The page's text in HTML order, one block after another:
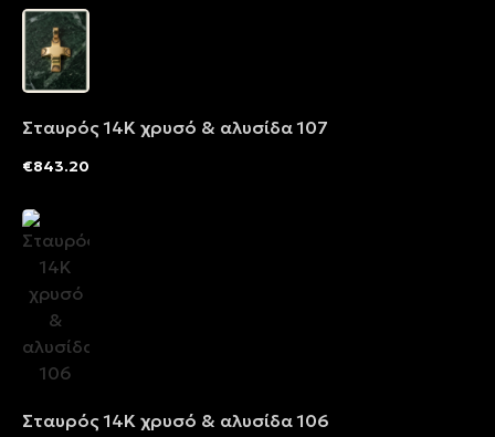
Σταυρός 14Κ χρυσό & αλυσίδα 107
€843.20
Σταυρός 14Κ χρυσό & αλυσίδα 106